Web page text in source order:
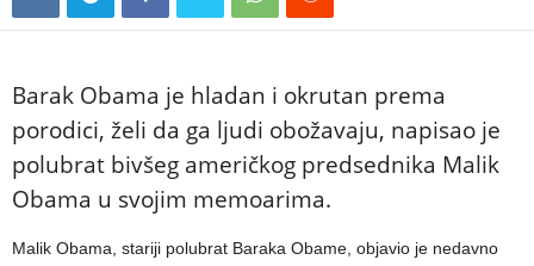
Barak Obama je hladan i okrutan prema
porodici, želi da ga ljudi obožavaju, napisao je
polubrat bivšeg američkog predsednika Malik
Obama u svojim memoarima.
Malik Obama, stariji polubrat Baraka Obame, objavio je nedavno